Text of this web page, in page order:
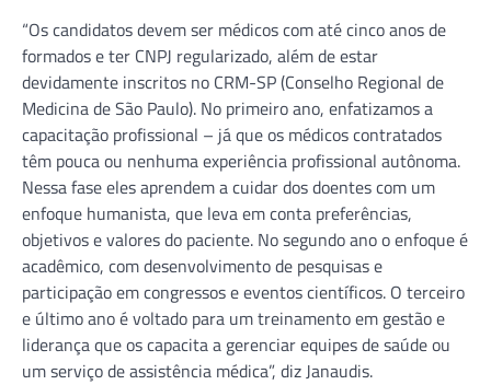
“Os candidatos devem ser médicos com até cinco anos de
formados e ter CNPJ regularizado, além de estar
devidamente inscritos no CRM-SP (Conselho Regional de
Medicina de São Paulo). No primeiro ano, enfatizamos a
capacitação profissional – já que os médicos contratados
têm pouca ou nenhuma experiência profissional autônoma.
Nessa fase eles aprendem a cuidar dos doentes com um
enfoque humanista, que leva em conta preferências,
objetivos e valores do paciente. No segundo ano o enfoque é
acadêmico, com desenvolvimento de pesquisas e
participação em congressos e eventos científicos. O terceiro
e último ano é voltado para um treinamento em gestão e
liderança que os capacita a gerenciar equipes de saúde ou
um serviço de assistência médica”, diz Janaudis.